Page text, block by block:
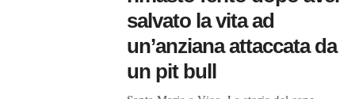
salvato la vita ad
un’anziana attaccata da
un pit bull